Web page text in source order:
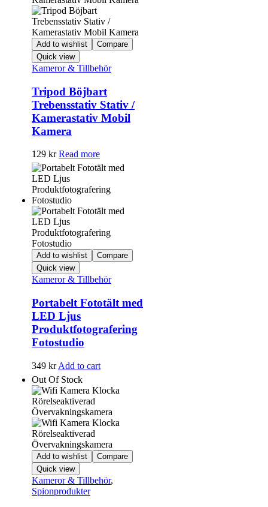
Add to wishlist
Compare
Quick view
Kameror & Tillbehör
Tripod Böjbart
Trebensstativ Stativ /
Kamerastativ Mobil
Kamera
129 kr Read more
Add to wishlist
Compare
Quick view
Kameror & Tillbehör
Portabelt Fototält med
LED Ljus
Produktfotografering
Fotostudio
349 kr Add to cart
Out Of Stock
Add to wishlist
Compare
Quick view
Kameror & Tillbehör,
Spionprodukter